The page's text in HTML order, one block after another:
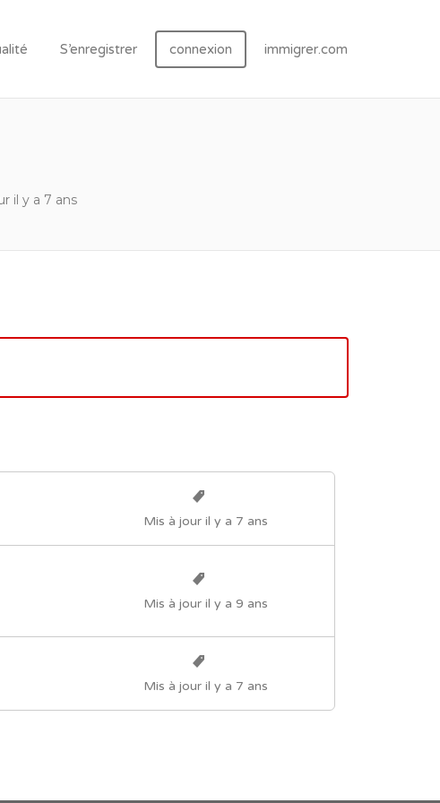
S’enregistrer connexion immigrer.com
il y a 7 ans
Mis à jour il y a 7 ans
Mis à jour il y a 9 ans
Mis à jour il y a 7 ans